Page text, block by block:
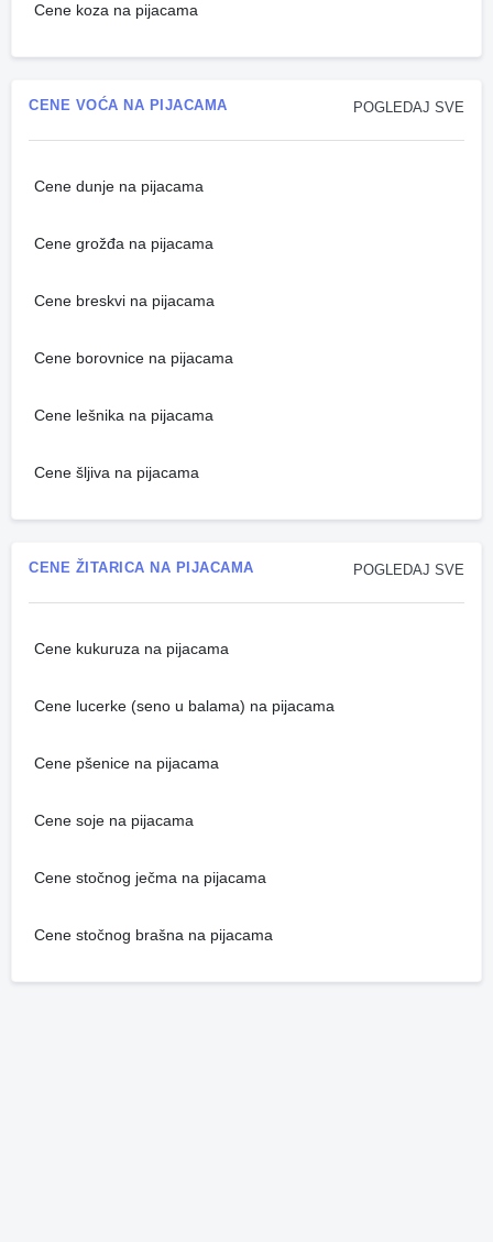
Cene koza na pijacama
POGLEDAJ SVE
CENE VOĆA NA PIJACAMA
Cene dunje na pijacama
Cene grožđa na pijacama
Cene breskvi na pijacama
Cene borovnice na pijacama
Cene lešnika na pijacama
Cene šljiva na pijacama
POGLEDAJ SVE
CENE ŽITARICA NA PIJACAMA
Cene kukuruza na pijacama
Cene lucerke (seno u balama) na pijacama
Cene pšenice na pijacama
Cene soje na pijacama
Cene stočnog ječma na pijacama
Cene stočnog brašna na pijacama